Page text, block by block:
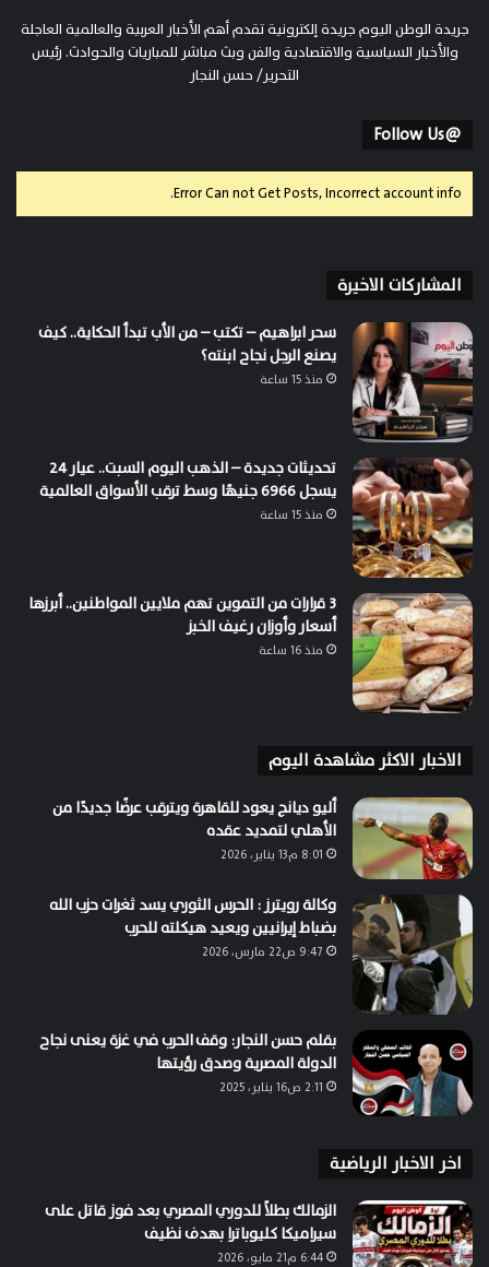
جريدة الوطن اليوم جريدة إلكترونية تقدم أهم الأخبار العربية والعالمية العاجلة
والأخبار السياسية والاقتصادية والفن وبث مباشر للمباريات والحوادث. رئيس
التحرير/ حسن النجار
@Follow Us
Error Can not Get Posts, Incorrect account info.
المشاركات الاخيرة
سحر ابراهيم – تكتب – من الأب تبدأ الحكاية.. كيف
يصنع الرجل نجاح ابنته؟
منذ 15 ساعة
تحديثات جديدة – الذهب اليوم السبت.. عيار 24
يسجل 6966 جنيهًا وسط ترقب الأسواق العالمية
منذ 15 ساعة
3 قرارات من التموين تهم ملايين المواطنين.. أبرزها
أسعار وأوزان رغيف الخبز
منذ 16 ساعة
الاخبار الاكثر مشاهدة اليوم
أليو ديانج يعود للقاهرة ويترقب عرضًا جديدًا من
الأهلي لتمديد عقده
8:01 م13 يناير، 2026
وكالة رويترز : الحرس الثوري يسد ثغرات حزب الله
بضباط إيرانيين ويعيد هيكلته للحرب
9:47 ص22 مارس، 2026
بقلم حسن النجار: وقف الحرب في غزة يعنى نجاح
الدولة المصرية وصدق رؤيتها
2:11 ص16 يناير، 2025
اخر الاخبار الرياضية
الزمالك بطلاً للدوري المصري بعد فوز قاتل على
سيراميكا كليوباترا بهدف نظيف
6:44 م21 مايو، 2026